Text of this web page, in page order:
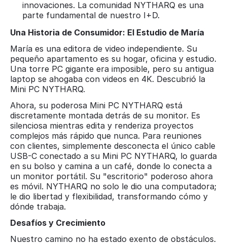
innovaciones. La comunidad NYTHARQ es una
parte fundamental de nuestro I+D.
Una Historia de Consumidor: El Estudio de María
María es una editora de video independiente. Su
pequeño apartamento es su hogar, oficina y estudio.
Una torre PC gigante era imposible, pero su antigua
laptop se ahogaba con videos en 4K. Descubrió la
Mini PC NYTHARQ.
Ahora, su poderosa Mini PC NYTHARQ está
discretamente montada detrás de su monitor. Es
silenciosa mientras edita y renderiza proyectos
complejos más rápido que nunca. Para reuniones
con clientes, simplemente desconecta el único cable
USB-C conectado a su Mini PC NYTHARQ, lo guarda
en su bolso y camina a un café, donde lo conecta a
un monitor portátil. Su "escritorio" poderoso ahora
es móvil. NYTHARQ no solo le dio una computadora;
le dio libertad y flexibilidad, transformando cómo y
dónde trabaja.
Desafíos y Crecimiento
Nuestro camino no ha estado exento de obstáculos.